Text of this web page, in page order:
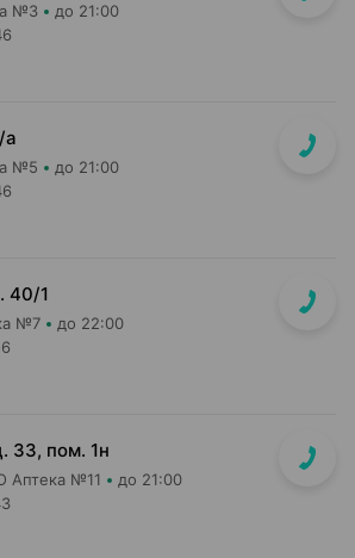
№3 до 21:00
а
№5 до 21:00
40/1
№7 до 22:00
33, пом. 1н
Аптека №11 до 21:00